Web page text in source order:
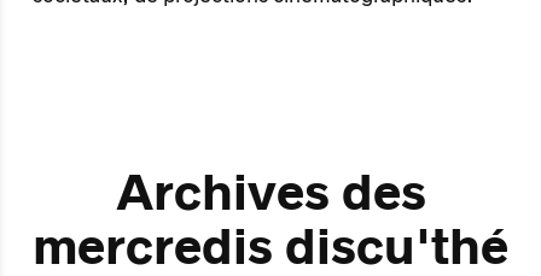
Archives des
mercredis discu'thé